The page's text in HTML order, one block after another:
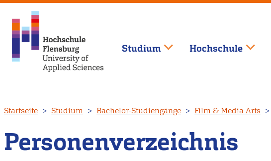
zum
Inhalt
Studium Hochschule
Startseite Studium Bachelor-Studiengänge Film & Media Arts
Personenverzeichnis